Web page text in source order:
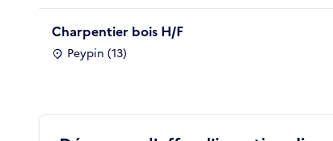
Charpentier bois H/F
Peypin (13)